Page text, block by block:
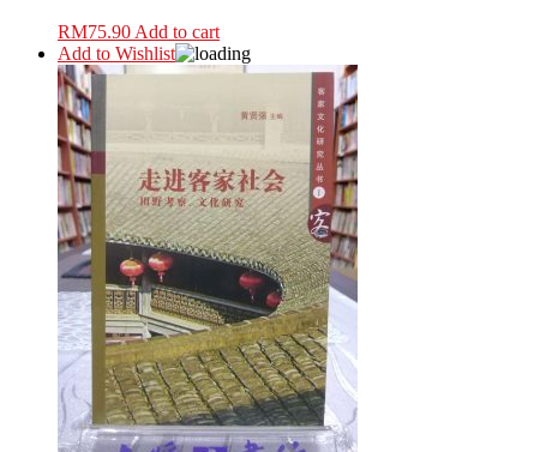
RM75.90 Add to cart
Add to Wishlist